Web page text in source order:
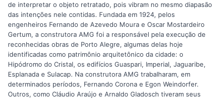
de interpretar o objeto retratado, pois vibram no mesmo diapasão
das intenções nele contidas. Fundada em 1924, pelos
engenheiros Fernando de Azevedo Moura e Oscar Mostardeiro
Gertum, a construtora AMG foi a responsável pela execução de
reconhecidas obras de Porto Alegre, algumas delas hoje
identificadas como patrimônio arquitetônico da cidade: o
Hipódromo do Cristal, os edifícios Guaspari, Imperial, Jaguaribe,
Esplanada e Sulacap. Na construtora AMG trabalharam, em
determinados períodos, Fernando Corona e Egon Weindorfer.
Outros, como Cláudio Araújo e Arnaldo Gladosch tiveram seus